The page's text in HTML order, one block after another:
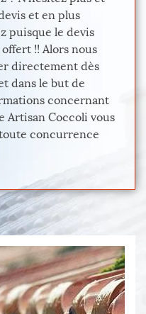
et en plus
puisque le devis
!! Alors nous
directement dès
dans le but de
concernant
Artisan Coccoli vous
concurrence